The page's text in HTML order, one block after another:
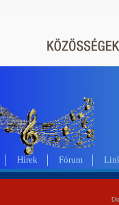
Hírek Fórum